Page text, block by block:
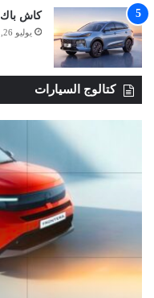
كاش باك 100 ألف جنيه على «جاك JS6» في مصر
يوليو 26, 2026
كتالوج السيارات